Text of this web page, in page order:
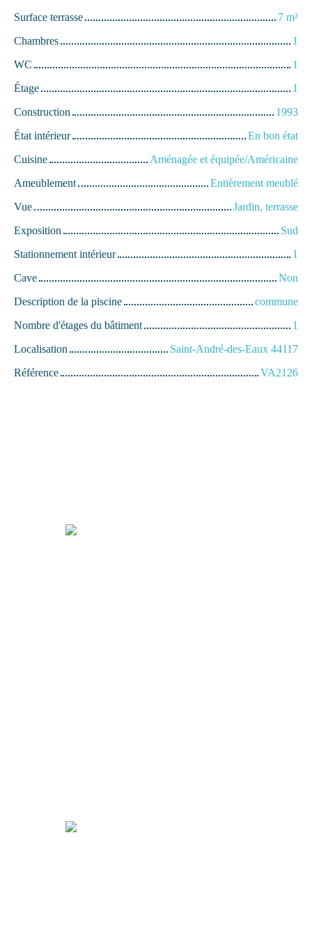
Surface terrasse
7 m²
Chambres
1
WC
1
Étage
1
Construction
1993
État intérieur
En bon état
Cuisine
Aménagée et équipée/Américaine
Ameublement
Entièrement meublé
Vue
Jardin, terrasse
Exposition
Sud
Stationnement intérieur
1
Cave
Non
Description de la piscine
commune
Nombre d'étages du bâtiment
1
Localisation
Saint-André-des-Eaux 44117
Référence
VA2126